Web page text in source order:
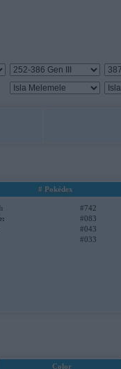
# Pokédex
#742
#083
#043
#033
Color